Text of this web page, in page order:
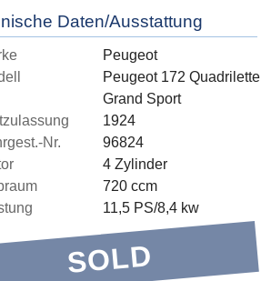
Daten/Ausstattung
Peugeot
Peugeot 172 Quadrilette
Grand Sport
1924
Nr.
96824
4 Zylinder
720 ccm
11,5 PS/8,4 kw
SOLD